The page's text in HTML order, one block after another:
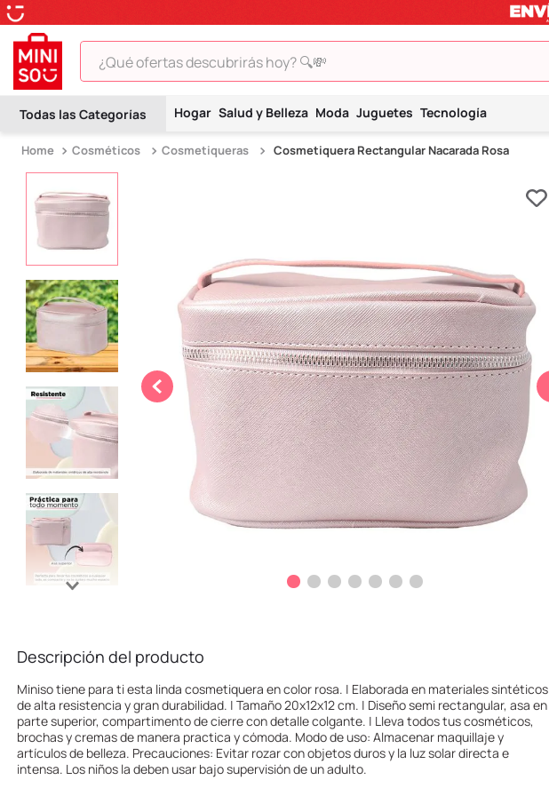
¿Qué ofertas descubrirás hoy? 🔍💸
Hogar Salud y Belleza Moda Juguetes Tecnología
Cosméticos Cosmetiqueras Cosmetiquera Rectangular Nacarada Rosa
Descripción del producto
Miniso tiene para ti esta linda cosmetiquera en color rosa. | Elaborada en materiales sintéticos
de alta resistencia y gran durabilidad. | Tamaño 20x12x12 cm. | Diseño semi rectangular, asa en
parte superior, compartimento de cierre con detalle colgante. | Lleva todos tus cosméticos,
brochas y cremas de manera practica y cómoda. Modo de uso: Almacenar maquillaje y
artículos de belleza. Precauciones: Evitar rozar con objetos duros y la luz solar directa e
intensa. Los niños la deben usar bajo supervisión de un adulto.
TÉRMINOS MÁS BUSCADOS
2
hello kitty
disney
toy story
termos
9.
one piece
. league of legends